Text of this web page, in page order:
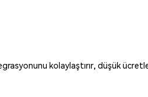
kolaylaştırır, düşük